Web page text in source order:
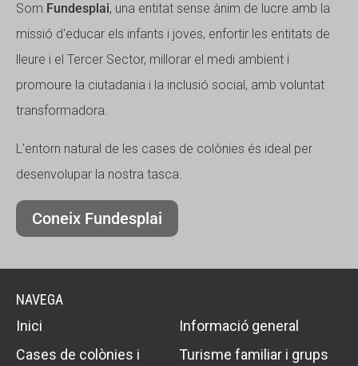
Som Fundesplai, una entitat sense ànim de lucre amb la
missió d'educar els infants i joves, enfortir les entitats de
lleure i el Tercer Sector, millorar el medi ambient i
promoure la ciutadania i la inclusió social, amb voluntat
transformadora.
L'entorn natural de les cases de colònies és ideal per
desenvolupar la nostra tasca.
Coneix Fundesplai
NAVEGA
Inici
Informació general
Cases de colònies i
Turisme familiar i grups